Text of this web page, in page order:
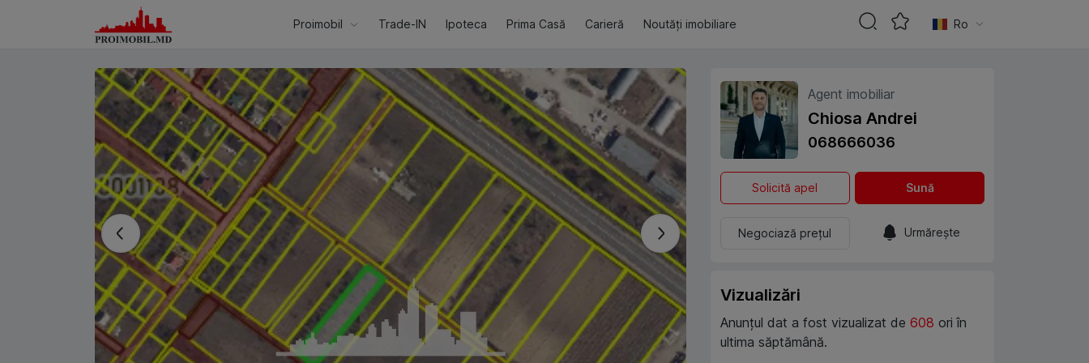
Agent imobiliar
Chiosa Andrei
068666036
Solicită apel Sună
Negociază prețul Urmărește
Vizualizări
Anunțul dat a fost vizualizat de 608 ori în
ultima săptămână.
Proimobil Trade-IN Ipoteca Prima Casă Carieră Noutăți imobiliare Ro